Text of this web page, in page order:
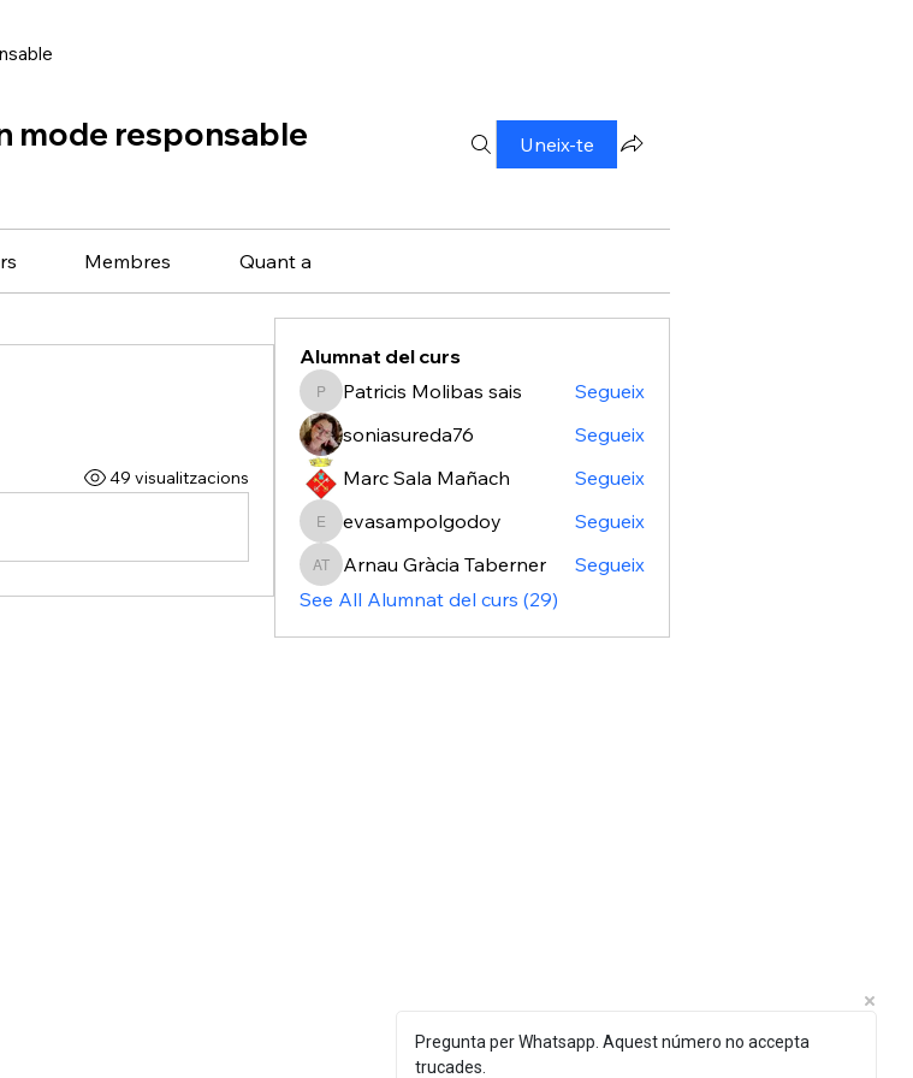
mode responsable Uneix-te
Membres Quant a
49 visualitzacions
Alumnat del curs
Patricis Molibas sais
Patricis Molibas sais
Segueix
soniasureda76
Segueix
Marc Sala Mañach
Segueix
evasampolgodoy
evasampolgodoy Segueix
Arnau Gràcia Taberner
Arnau Gràcia Taberner
Segueix
See All Alumnat del curs (29)
Pregunta per Whatsapp. Aquest número no accepta
trucades.